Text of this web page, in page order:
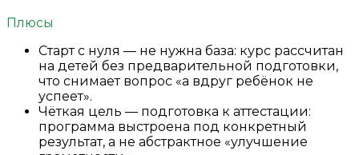
Плюсы
Старт с нуля — не нужна база: курс рассчитан
на детей без предварительной подготовки,
что снимает вопрос «а вдруг ребёнок не
успеет».
Чёткая цель — подготовка к аттестации:
программа выстроена под конкретный
результат, а не абстрактное «улучшение